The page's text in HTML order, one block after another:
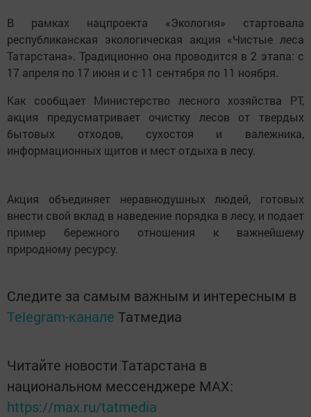
В рамках нацпроекта «Экология» стартовала
республиканская экологическая акция «Чистые леса
Татарстана». Традиционно она проводится в 2 этапа: с
17 апреля по 17 июня и с 11 сентября по 11 ноября.
Как сообщает Министерство лесного хозяйства РТ,
акция предусматривает очистку лесов от твердых
бытовых отходов, сухостоя и валежника,
информационных щитов и мест отдыха в лесу.
Акция объединяет неравнодушных людей, готовых
внести свой вклад в наведение порядка в лесу, и подает
пример бережного отношения к важнейшему
природному ресурсу.
Следите за самым важным и интересным в
Telegram-канале Татмедиа
Читайте новости Татарстана в
национальном мессенджере MАХ:
https://max.ru/tatmedia